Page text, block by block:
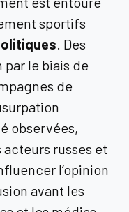
sportifs
. Des
le biais de
de
observées,
russes et
l’opinion
avant les